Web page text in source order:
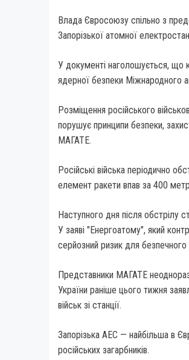
Влада Євросоюзу спільно з
Запорізької атомної
У документі наголошується, що
ядерної безпеки Міжнародного
Розміщення російського
порушує принципи безпеки,
МАГАТЕ.
Російські війська періодично
елемент ракети впав за 400
Наступного дня після обстрілу
У заяві "Енергоатому", який
серйозний ризик для безпечного
Представники МАГАТЕ
України раніше цього тижня
військ зі станції.
Запорізька АЕС — найбільша в
російських загарбників.